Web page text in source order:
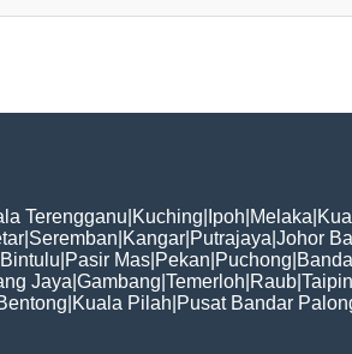
Terengganu Kuching Ipoh Melaka
Seremban Kangar Putrajaya Johor
Bintulu Pasir Mas Pekan Puchong
Jaya Gambang Temerloh Raub
Kuala Pilah Pusat Bandar